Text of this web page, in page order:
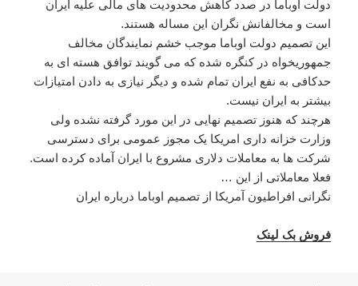
دولت اوباما در صدد کاهش محدودیت های مالی علیه ایران
است و مخالفانش نگران این مساله هستند.
این تصمیم دولت اوباما موجب خشم نمایندگان مخالف
جمهوریخواه در کنگره شده که می گویند توافق هسته ای به
حدکافی به نفع ایران تمام شده و دیگر نیازی به دادن امتیازات
بیشتر به ایران نیست.
هرچند که هنوز تصمیم نهایی در این مورد گرفته نشده ولی
وزارت خزانه داری امریکا یک مجوز عمومی برای دسترسی
شرکت ها به معاملات دلاری مشروع با ایران آماده کرده است.
فعلا معاملاتی از این …
نگرانی افراطیون آمریکا از تصمیم اوباما درباره ایران
فروش بک لینک